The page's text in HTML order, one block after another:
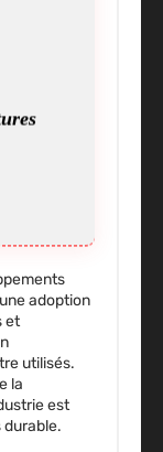
adoption
et
utilisés.
la
est
durable.